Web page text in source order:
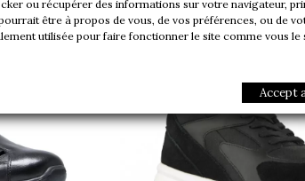
ou récupérer des informations sur votre navigateur,
être à propos de vous, de vos préférences, ou de
utilisée pour faire fonctionner le site comme vous le
Accept